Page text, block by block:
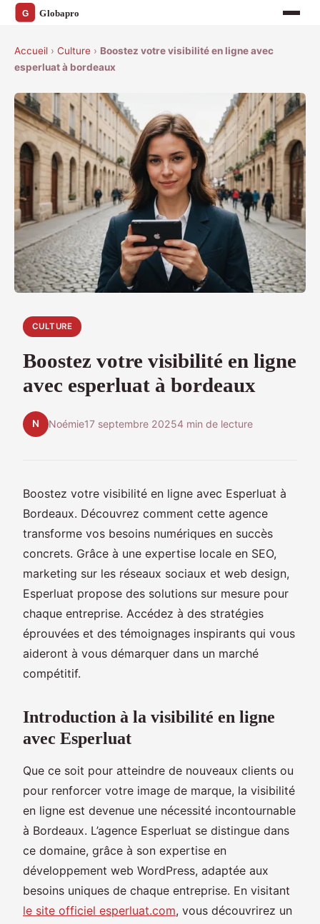
Accueil › Culture › Boostez votre visibilité en ligne avec
esperluat à bordeaux
CULTURE
Boostez votre visibilité en ligne
avec esperluat à bordeaux
N Noémie17 septembre 20254 min de lecture
Boostez votre visibilité en ligne avec Esperluat à
Bordeaux. Découvrez comment cette agence
transforme vos besoins numériques en succès
concrets. Grâce à une expertise locale en SEO,
marketing sur les réseaux sociaux et web design,
Esperluat propose des solutions sur mesure pour
chaque entreprise. Accédez à des stratégies
éprouvées et des témoignages inspirants qui vous
aideront à vous démarquer dans un marché
compétitif.
Introduction à la visibilité en ligne
avec Esperluat
Que ce soit pour atteindre de nouveaux clients ou
pour renforcer votre image de marque, la visibilité
en ligne est devenue une nécessité incontournable
à Bordeaux. L’agence Esperluat se distingue dans
ce domaine, grâce à son expertise en
développement web WordPress, adaptée aux
besoins uniques de chaque entreprise. En visitant
le site officiel esperluat.com, vous découvrirez un